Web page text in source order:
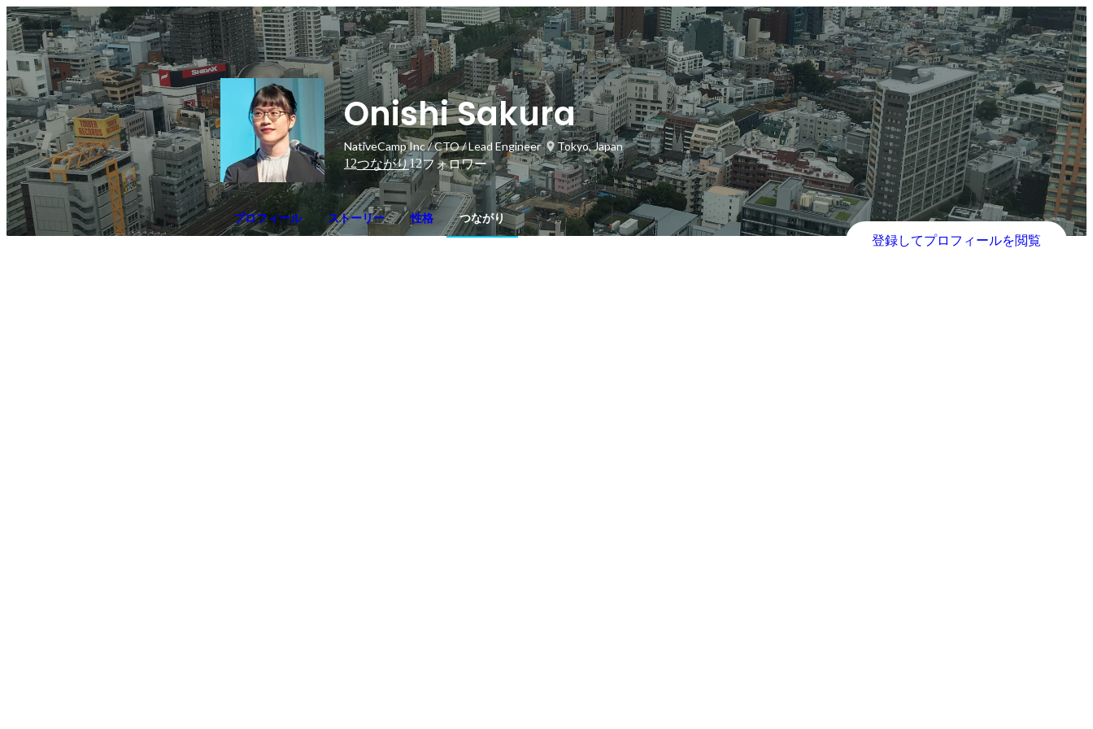
Onishi Sakura
NativeCamp Inc / CTO / Lead Engineer
Tokyo, Japan
12つながり12フォロワー
プロフィール ストーリー 性格 つながり
登録してプロフィールを閲覧